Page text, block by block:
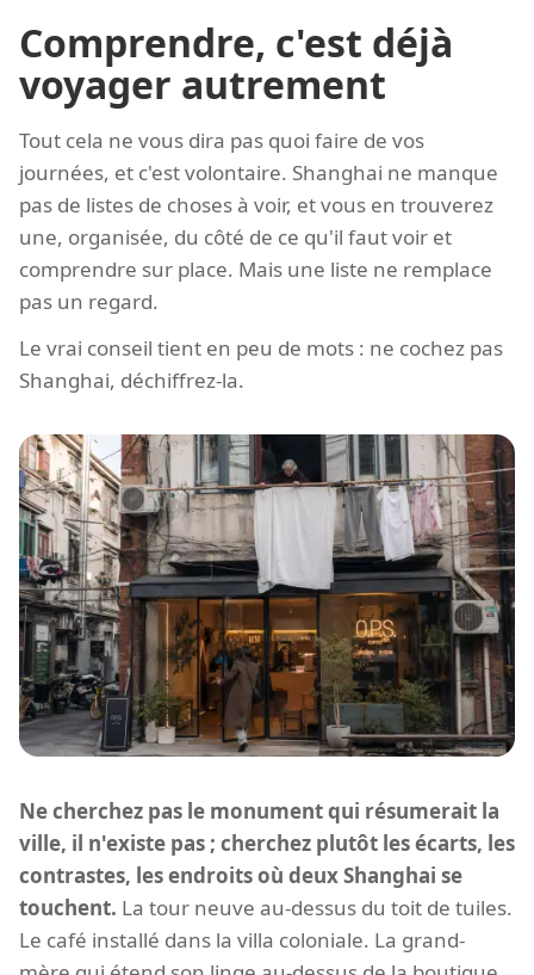
Comprendre, c'est déjà
voyager autrement
Tout cela ne vous dira pas quoi faire de vos
journées, et c'est volontaire. Shanghai ne manque
pas de listes de choses à voir, et vous en trouverez
une, organisée, du côté de ce qu'il faut voir et
comprendre sur place. Mais une liste ne remplace
pas un regard.
Le vrai conseil tient en peu de mots : ne cochez pas
Shanghai, déchiffrez-la.
Ne cherchez pas le monument qui résumerait la
ville, il n'existe pas ; cherchez plutôt les écarts, les
contrastes, les endroits où deux Shanghai se
touchent. La tour neuve au-dessus du toit de tuiles.
Le café installé dans la villa coloniale. La grand-